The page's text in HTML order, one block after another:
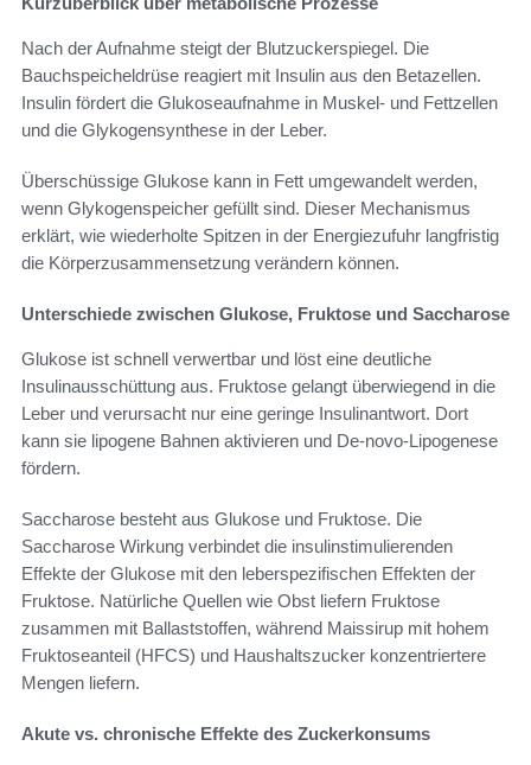
Nach der Aufnahme steigt der Blutzuckerspiegel. Die
Bauchspeicheldrüse reagiert mit Insulin aus den Betazellen.
Insulin fördert die Glukoseaufnahme in Muskel- und Fettzellen
und die Glykogensynthese in der Leber.
Überschüssige Glukose kann in Fett umgewandelt werden,
wenn Glykogenspeicher gefüllt sind. Dieser Mechanismus
erklärt, wie wiederholte Spitzen in der Energiezufuhr langfristig
die Körperzusammensetzung verändern können.
Unterschiede zwischen Glukose, Fruktose und Saccharose
Glukose ist schnell verwertbar und löst eine deutliche
Insulinausschüttung aus. Fruktose gelangt überwiegend in die
Leber und verursacht nur eine geringe Insulinantwort. Dort
kann sie lipogene Bahnen aktivieren und De-novo-Lipogenese
fördern.
Saccharose besteht aus Glukose und Fruktose. Die
Saccharose Wirkung verbindet die insulinstimulierenden
Effekte der Glukose mit den leberspezifischen Effekten der
Fruktose. Natürliche Quellen wie Obst liefern Fruktose
zusammen mit Ballaststoffen, während Maissirup mit hohem
Fruktoseanteil (HFCS) und Haushaltszucker konzentriertere
Mengen liefern.
Akute vs. chronische Effekte des Zuckerkonsums